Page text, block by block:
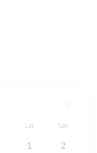
Lør Søn
1 2